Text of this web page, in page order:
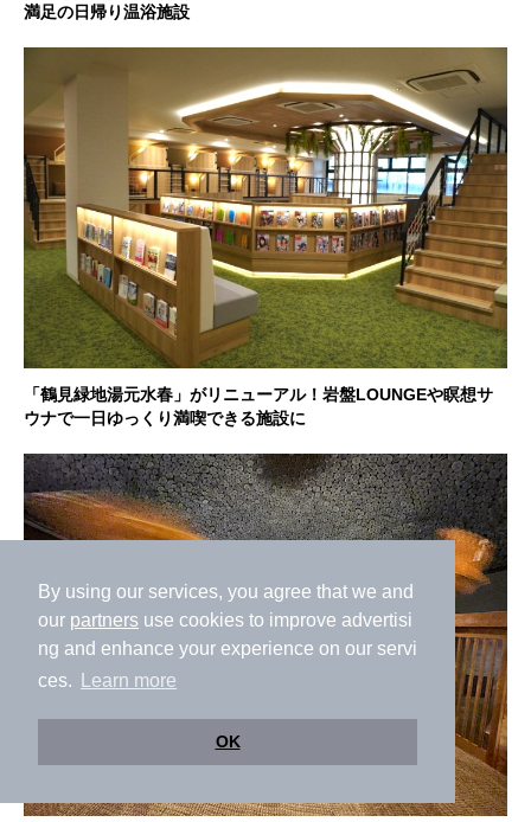
By using our services, you agree that we and
our partners use cookies to improve advertisi
ng and enhance your experience on our servi
ces.
Learn more
OK
満足の日帰り温浴施設
「鶴見緑地湯元水春」がリニューアル！岩盤LOUNGEや瞑想サ
ウナで一日ゆっくり満喫できる施設に